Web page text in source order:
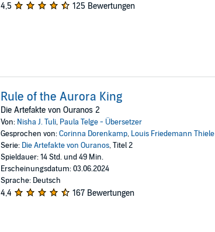
4,5 125 Bewertungen
Rule of the Aurora King
Die Artefakte von Ouranos 2
Von: Nisha J. Tuli, Paula Telge - Übersetzer
Gesprochen von:Corinna Dorenkamp, Louis Friedemann Thiele
Serie: Die Artefakte von Ouranos, Titel 2
Spieldauer: 14 Std. und 49 Min.
Erscheinungsdatum: 03.06.2024
Sprache: Deutsch
4,4 167 Bewertungen